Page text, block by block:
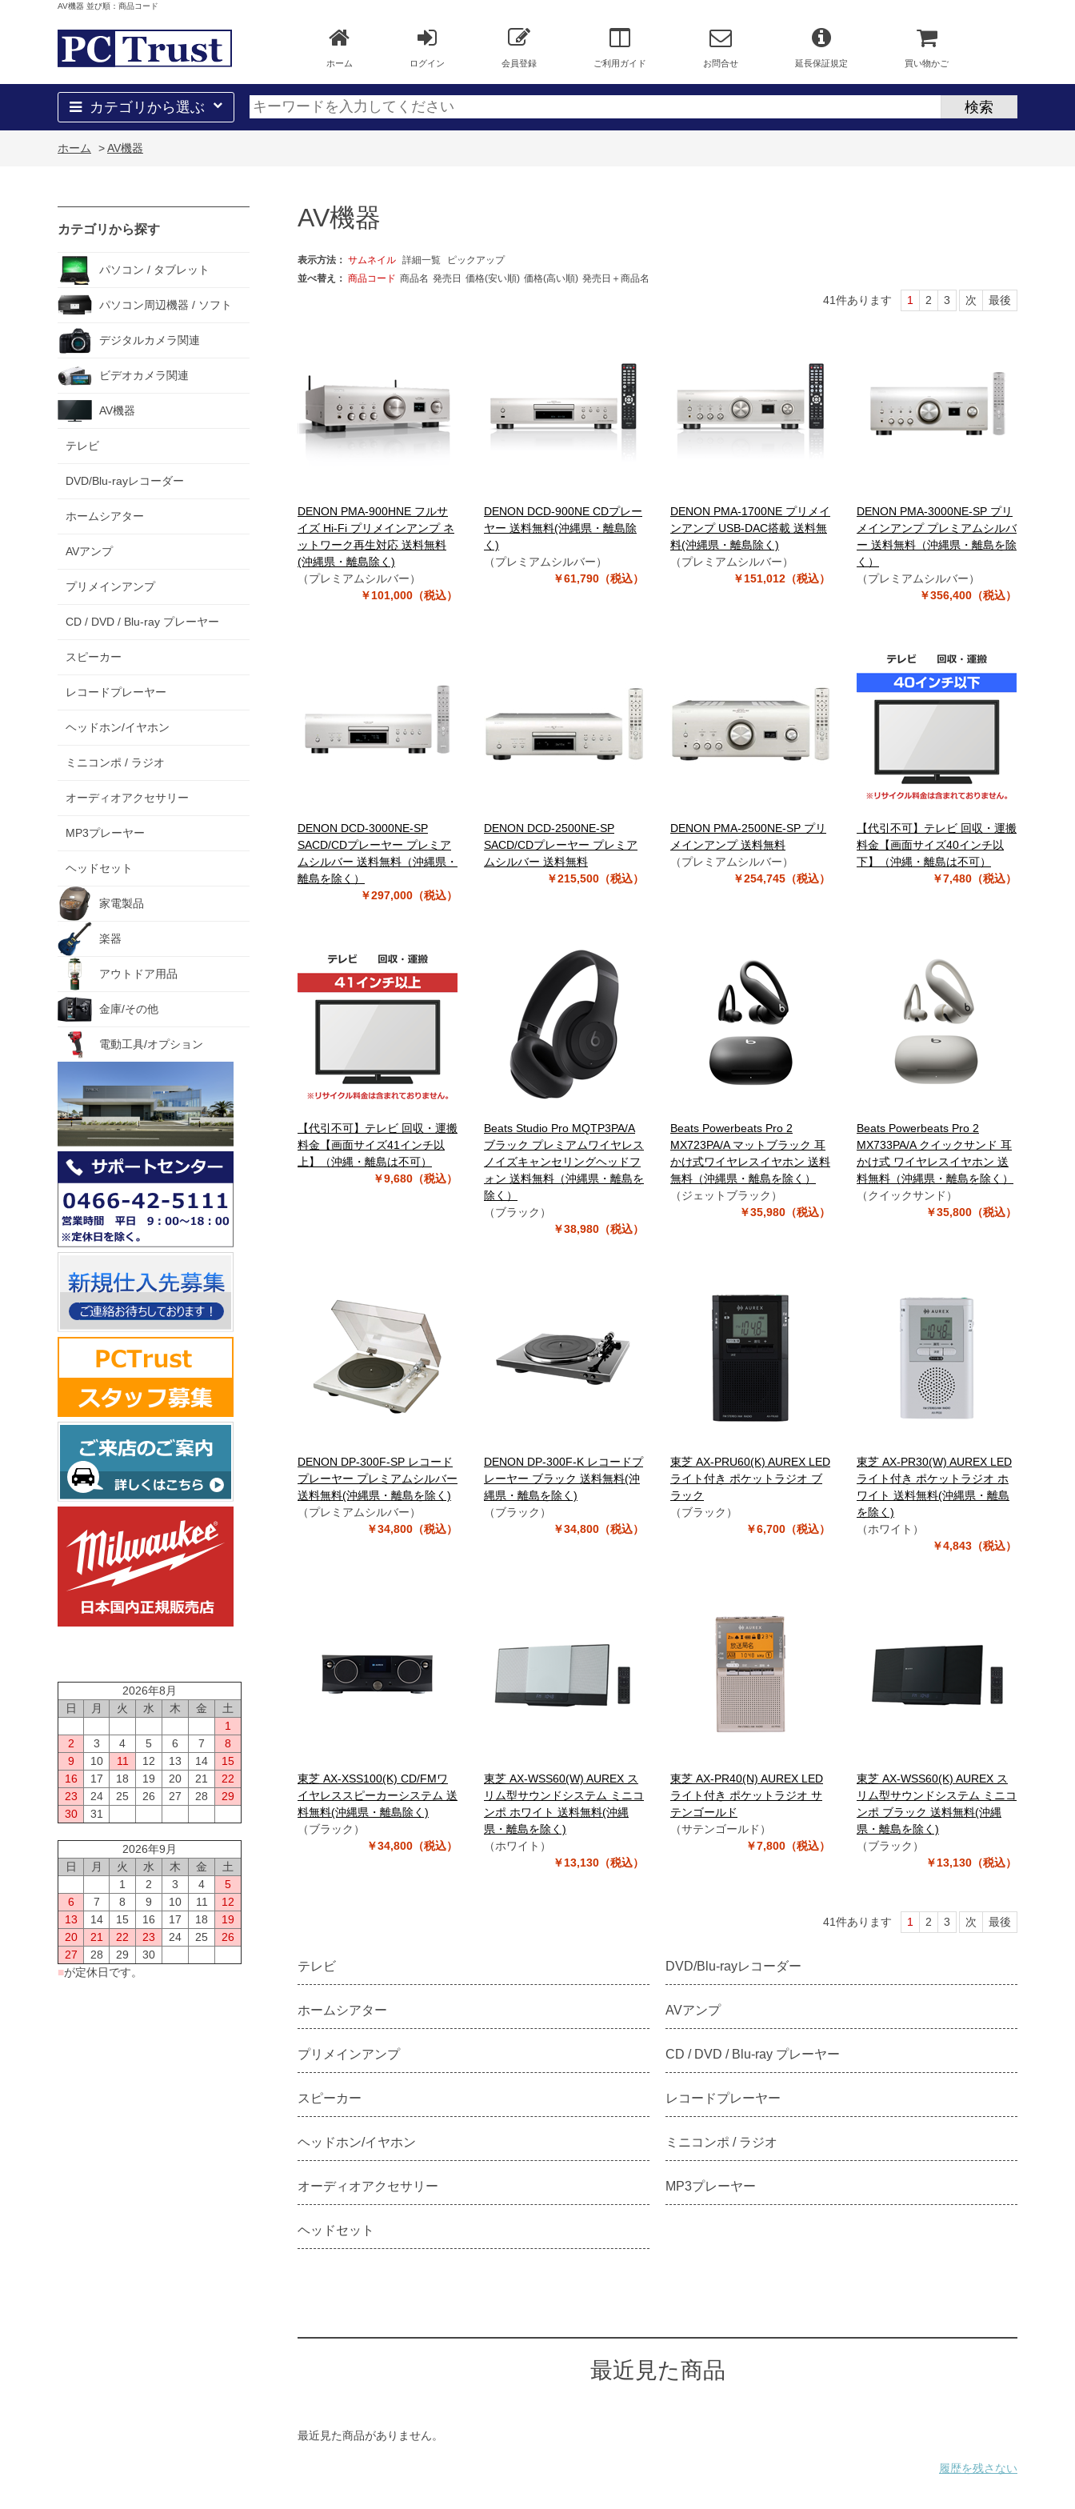
AV機器 並び順：商品コード
ホーム ログイン 会員登録 ご利用ガイド お問合せ 延長保証規定 買い物かご
カテゴリから選ぶ
ホーム >AV機器
カテゴリから探す
パソコン / タブレット
パソコン周辺機器 / ソフト
デジタルカメラ関連
ビデオカメラ関連
AV機器
テレビ
DVD/Blu-rayレコーダー
ホームシアター
AVアンプ
プリメインアンプ
CD / DVD / Blu-ray プレーヤー
スピーカー
レコードプレーヤー
ヘッドホン/イヤホン
ミニコンポ / ラジオ
オーディオアクセサリー
MP3プレーヤー
ヘッドセット
家電製品
楽器
アウトドア用品
金庫/その他
電動工具/オプション
2026年8月
日
月 火 水 木 金
土
1
2
3 4 5 6 7
8
9
10 11 12 13 14
15
16
17 18 19 20 21
22
23
24 25 26 27 28
29
30
31
2026年9月
日
月 火 水 木 金
土
1
2 3 4
5
6
7 8 9 10 11
12
13
14 15 16 17 18
19
20
21 22 23 24 25
26
27
28 29
30
■が定休日です。
AV機器
表示方法： サムネイル 詳細一覧
ピックアップ
並べ替え： 商品コード 商品名 発売日 価格(安い順) 価格(高い順) 発売日＋商品名
41件あります 1 2 3 次 最後
DENON PMA-900HNE フルサ
イズ Hi-Fi プリメインアンプ ネ
ットワーク再生対応 送料無料
(沖縄県・離島除く)
（プレミアムシルバー）
￥101,000（税込）
DENON DCD-900NE CDプレー
ヤー 送料無料(沖縄県・離島除
く)
（プレミアムシルバー）
￥61,790（税込）
DENON PMA-1700NE プリメイ
ンアンプ USB-DAC搭載 送料無
料(沖縄県・離島除く)
（プレミアムシルバー）
￥151,012（税込）
DENON PMA-3000NE-SP プリ
メインアンプ プレミアムシルバ
ー 送料無料（沖縄県・離島を除
く）
（プレミアムシルバー）
￥356,400（税込）
DENON DCD-3000NE-SP
SACD/CDプレーヤー プレミア
ムシルバー 送料無料（沖縄県・
離島を除く）
￥297,000（税込）
DENON DCD-2500NE-SP
SACD/CDプレーヤー プレミア
ムシルバー 送料無料
￥215,500（税込）
DENON PMA-2500NE-SP プリ
メインアンプ 送料無料
（プレミアムシルバー）
￥254,745（税込）
【代引不可】テレビ 回収・運搬
料金【画面サイズ40インチ以
下】（沖縄・離島は不可）
￥7,480（税込）
【代引不可】テレビ 回収・運搬
料金【画面サイズ41インチ以
上】（沖縄・離島は不可）
￥9,680（税込）
Beats Studio Pro MQTP3PA/A
ブラック プレミアムワイヤレス
ノイズキャンセリングヘッドフ
ォン 送料無料（沖縄県・離島を
除く）
（ブラック）
￥38,980（税込）
Beats Powerbeats Pro 2
MX723PA/A マットブラック 耳
かけ式ワイヤレスイヤホン 送料
無料（沖縄県・離島を除く）
（ジェットブラック）
￥35,980（税込）
Beats Powerbeats Pro 2
MX733PA/A クイックサンド 耳
かけ式 ワイヤレスイヤホン 送
料無料（沖縄県・離島を除く）
（クイックサンド）
￥35,800（税込）
DENON DP-300F-SP レコード
プレーヤー プレミアムシルバー
送料無料(沖縄県・離島を除く)
（プレミアムシルバー）
￥34,800（税込）
DENON DP-300F-K レコードプ
レーヤー ブラック 送料無料(沖
縄県・離島を除く)
（ブラック）
￥34,800（税込）
東芝 AX-PRU60(K) AUREX LED
ライト付き ポケットラジオ ブ
ラック
（ブラック）
￥6,700（税込）
東芝 AX-PR30(W) AUREX LED
ライト付き ポケットラジオ ホ
ワイト 送料無料(沖縄県・離島
を除く)
（ホワイト）
￥4,843（税込）
東芝 AX-XSS100(K) CD/FMワ
イヤレススピーカーシステム 送
料無料(沖縄県・離島除く)
（ブラック）
￥34,800（税込）
東芝 AX-WSS60(W) AUREX ス
リム型サウンドシステム ミニコ
ンポ ホワイト 送料無料(沖縄
県・離島を除く)
（ホワイト）
￥13,130（税込）
東芝 AX-PR40(N) AUREX LED
ライト付き ポケットラジオ サ
テンゴールド
（サテンゴールド）
￥7,800（税込）
東芝 AX-WSS60(K) AUREX ス
リム型サウンドシステム ミニコ
ンポ ブラック 送料無料(沖縄
県・離島を除く)
（ブラック）
￥13,130（税込）
41件あります 1 2 3 次 最後
テレビ DVD/Blu-rayレコーダー
ホームシアター AVアンプ
プリメインアンプ CD / DVD / Blu-ray プレーヤー
スピーカー レコードプレーヤー
ヘッドホン/イヤホン ミニコンポ / ラジオ
オーディオアクセサリー MP3プレーヤー
ヘッドセット
最近見た商品
最近見た商品がありません。
履歴を残さない